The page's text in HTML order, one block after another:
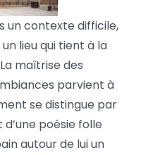
un contexte difficile,
lieu qui tient à la
maîtrise des
parvient à
se distingue par
poésie folle
autour de lui un